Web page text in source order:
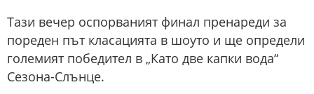
Тази вечер оспорваният финал пренареди за
пореден път класацията в шоуто и ще определи
големият победител в „Като две капки вода“
Сезона-Слънце.